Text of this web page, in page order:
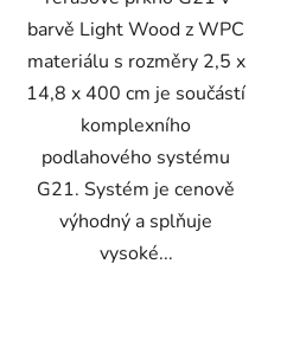
barvě Light Wood z WPC
materiálu s rozměry 2,5 x
14,8 x 400 cm je součástí
komplexního
podlahového systému
G21. Systém je cenově
výhodný a splňuje
vysoké...